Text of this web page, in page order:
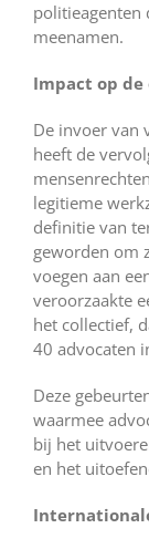
politieagenten
meenamen.
Impact op
De invoer van
heeft de
legitieme
definitie van
geworden om
voegen aan
veroorzaakte
het collectief,
40 advocaten
Deze
waarmee
bij het
en het